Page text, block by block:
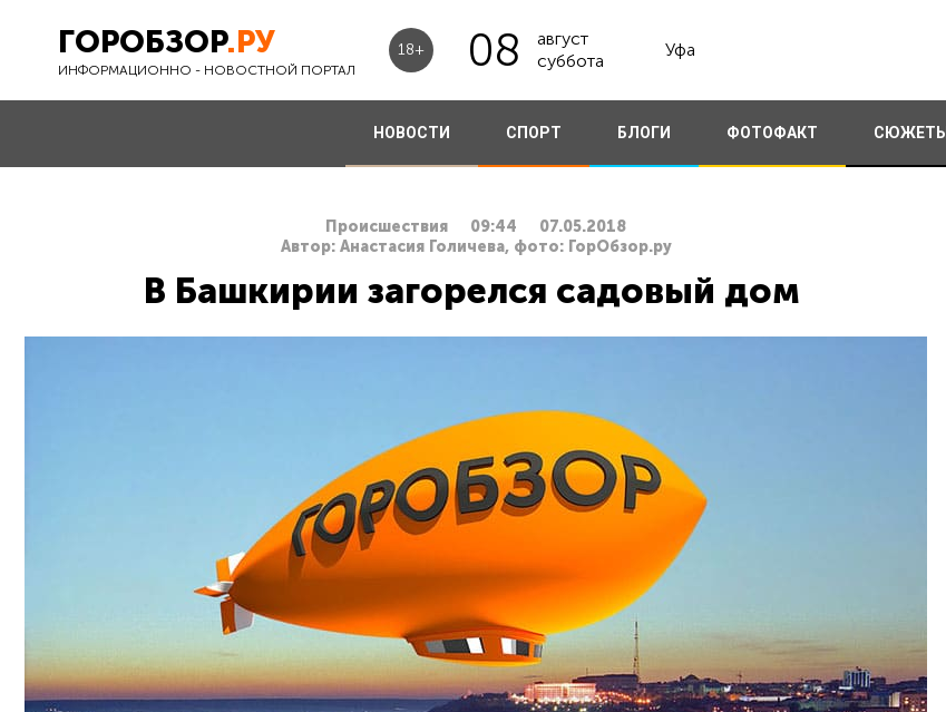
ГОРОБЗОР.РУ
ИНФОРМАЦИОННО - НОВОСТНОЙ ПОРТАЛ
18+ 08
август
суббота
Уфа
НОВОСТИ СПОРТ БЛОГИ ФОТОФАКТ СЮЖЕТЫ
Происшествия 09:44
07.05.2018
Автор: Анастасия Голичева, фото: ГорОбзор.ру
В Башкирии загорелся садовый дом